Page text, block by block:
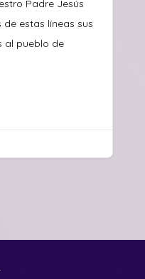
Padre Jesús
estas líneas sus
al pueblo de